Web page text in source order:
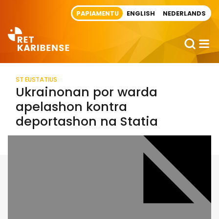
PAPIAMENTU ENGLISH NEDERLANDS
ST EUSTATIUS
Ukrainonan por warda
apelashon kontra
deportashon na Statia